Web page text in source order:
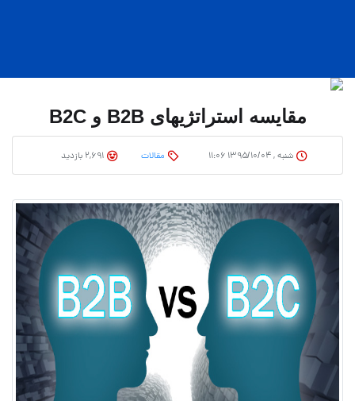
مقايسه استراتژیهای B2B و B2C
شنبه , ۱۳۹۵/۱۰/۰۴ ۱۱:۰۶ مقالات 2,691 بازدید